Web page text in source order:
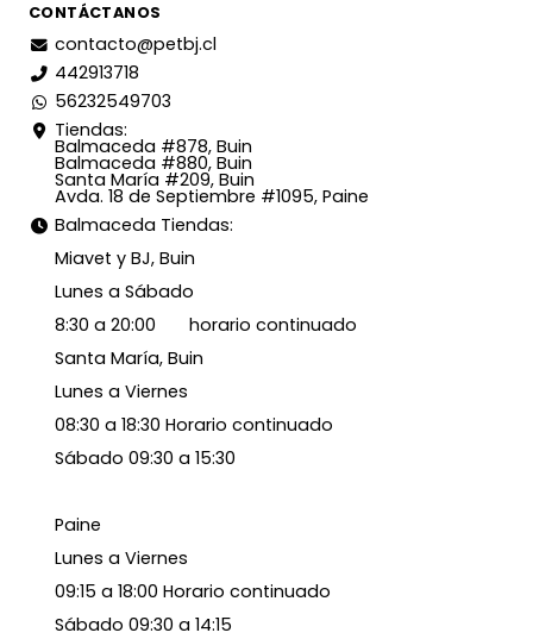
CONTÁCTANOS
contacto@petbj.cl
442913718
56232549703
Tiendas:
Balmaceda #878, Buin
Balmaceda #880, Buin
Santa María #209, Buin
Avda. 18 de Septiembre #1095, Paine
Balmaceda Tiendas:
Miavet y BJ, Buin
Lunes a Sábado
8:30 a 20:00 horario continuado
Santa María, Buin
Lunes a Viernes
08:30 a 18:30 Horario continuado
Sábado 09:30 a 15:30
Paine
Lunes a Viernes
09:15 a 18:00 Horario continuado
Sábado 09:30 a 14:15